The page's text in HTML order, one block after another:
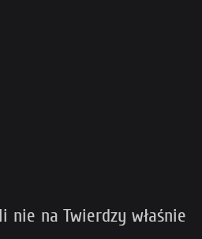
na Twierdzy właśnie